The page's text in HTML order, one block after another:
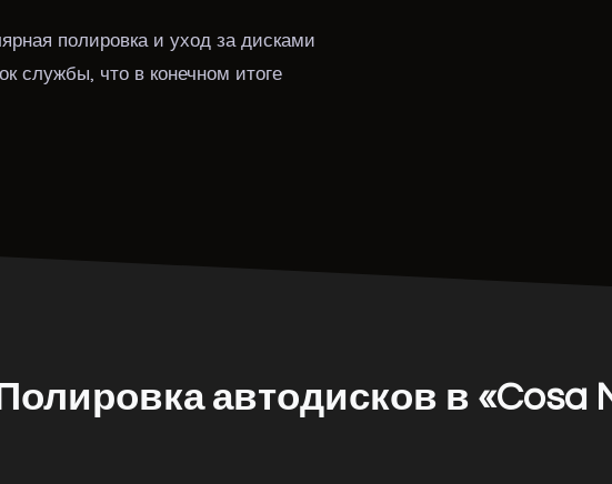
полировка и уход за дисками
службы, что в конечном итоге
Полировка автодисков в «Cosa